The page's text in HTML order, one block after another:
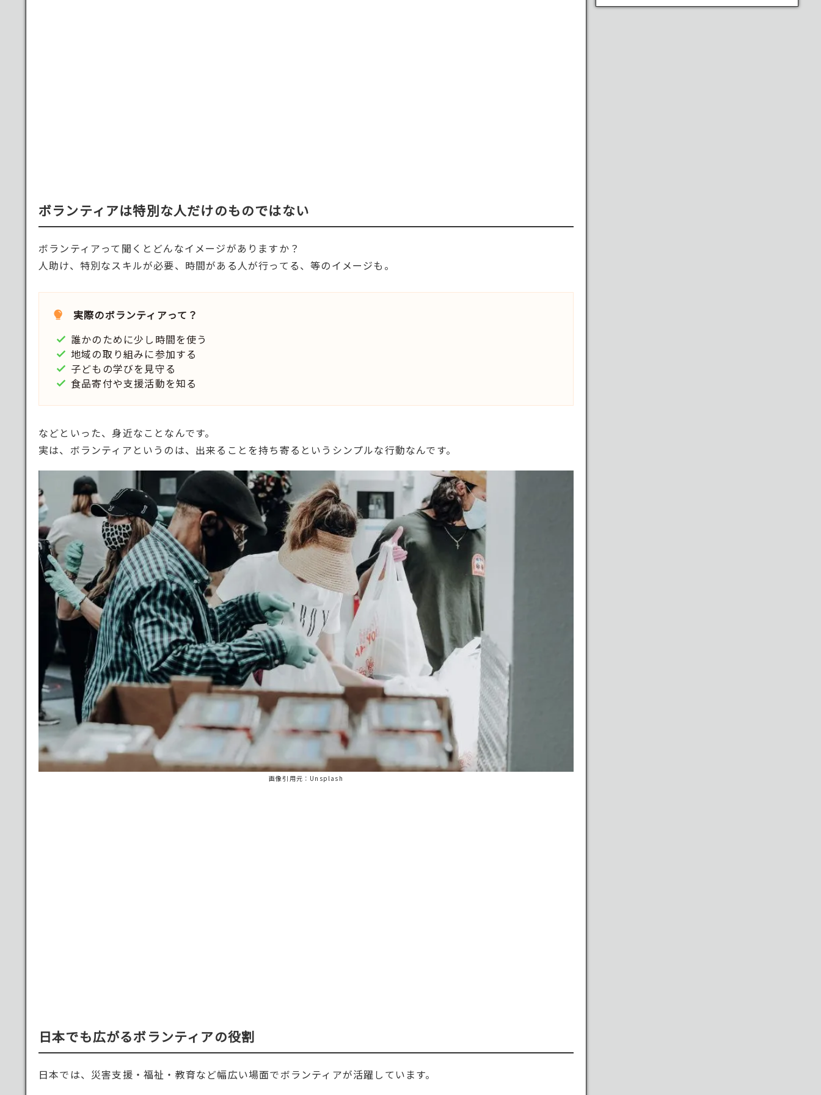
ボランティアは特別な人だけのものではない
ボランティアって聞くとどんなイメージがありますか？
人助け、特別なスキルが必要、時間がある人が行ってる、等のイメージも。
実際のボランティアって？
誰かのために少し時間を使う
地域の取り組みに参加する
子どもの学びを見守る
食品寄付や支援活動を知る
などといった、身近なことなんです。
実は、ボランティアというのは、出来ることを持ち寄るというシンプルな行動なんです。
画像引用元：Unsplash
日本でも広がるボランティアの役割
日本では、災害支援・福祉・教育など幅広い場面でボランティアが活躍しています。